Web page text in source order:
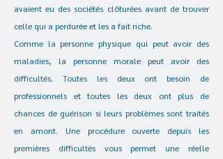
avaient eu des sociétés clôturées avant de trouver
celle qui a perdurée et les a fait riche.
Comme la personne physique qui peut avoir des
maladies, la personne morale peut avoir des
difficultés. Toutes les deux ont besoin de
professionnels et toutes les deux ont plus de
chances de guérison si leurs problèmes sont traités
en amont. Une procédure ouverte depuis les
premières difficultés vous permet une réelle